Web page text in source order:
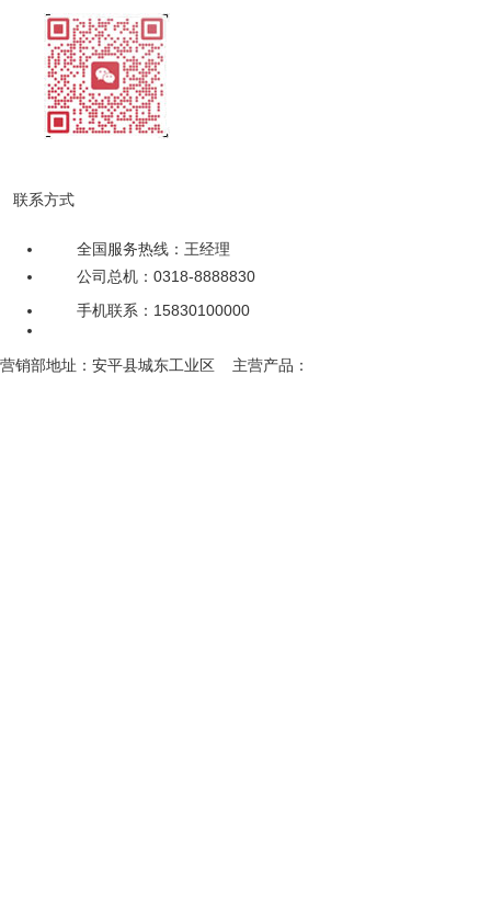
联系方式
全国服务热线：王经理
公司总机：0318-8888830
手机联系：15830100000
营销部地址：安平县城东工业区 主营产品：